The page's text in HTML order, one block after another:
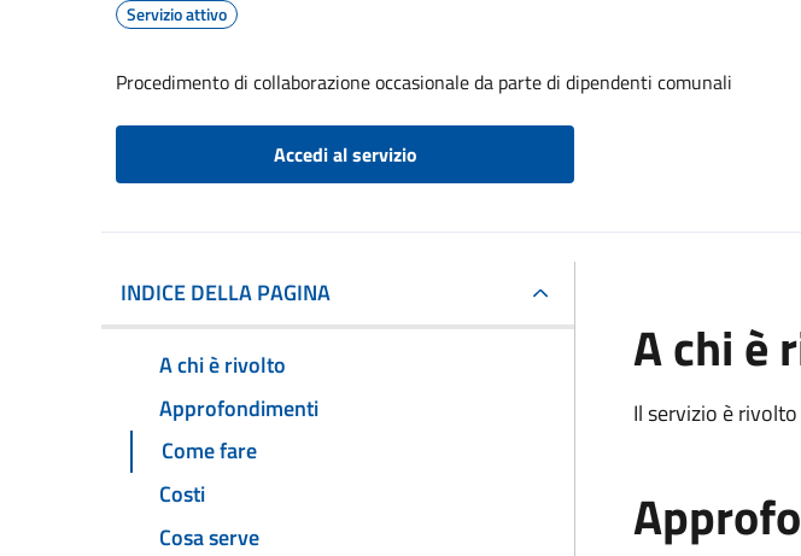
Servizio attivo
Procedimento di collaborazione occasionale da parte di dipendenti comunali
Accedi al servizio
INDICE DELLA PAGINA
A chi è rivolto
Approfondimenti
Come fare
Costi
Cosa serve
A chi è
Il servizio è